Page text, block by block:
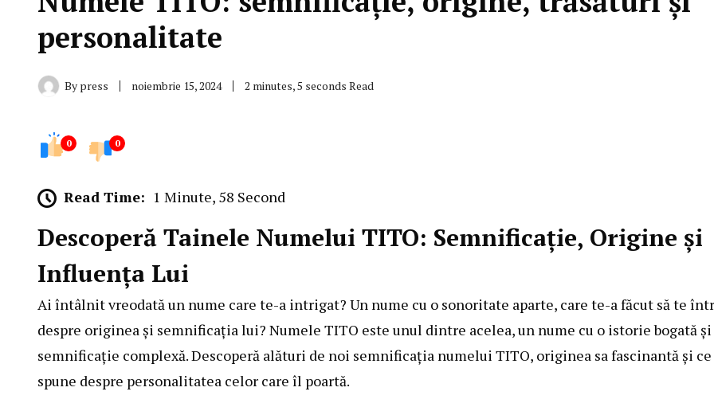
personalitate
By press noiembrie 15, 2024 2 minutes, 5 seconds Read
0 0
Read Time: 1 Minute, 58 Second
Descoperă Tainele Numelui TITO: Semnificație, Origine și
Influența Lui
Ai întâlnit vreodată un nume care te-a intrigat? Un nume cu o sonoritate aparte, care te-a făcut să te
despre originea și semnificația lui? Numele TITO este unul dintre acelea, un nume cu o istorie bogată și
semnificație complexă. Descoperă alături de noi semnificația numelui TITO, originea sa fascinantă și ce
spune despre personalitatea celor care îl poartă.